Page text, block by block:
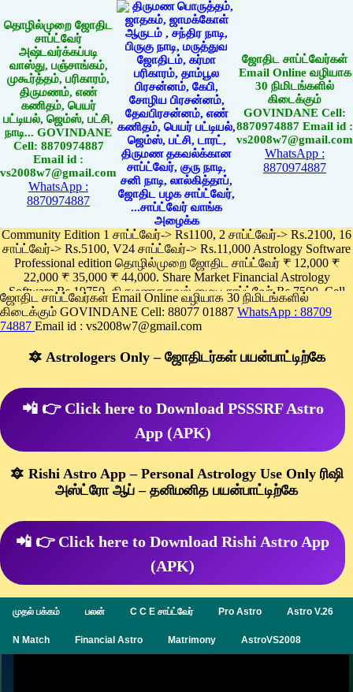
தொழில்முறை ஜோதிட
சாப்ட்வேர்
அஷ்டவர்க்கப்படி
வாஸ்து, பஞ்சாங்கம்,
முகூர்த்தம், பரிகாரம்,
திருமணம், எண்
கணிதம், பெயர்
பட்டியல், ஜெம்ஸ், பட்சி,
நாடி... GOVINDANE
Cell: 8870974887
Email id :
vs2008w7@gmail.com
WhatsApp :
8870974887
ஜோதிட சாப்ட்வேர்கள்
Email Online வழியாக
30 நிமிடங்களில்
கிடைக்கும்
GOVINDANE Cell:
8870974887 Email id :
vs2008w7@gmail.com
WhatsApp :
8870974887
Community Edition 1 சாப்ட்வேர்-> Rs1100, 2 சாப்ட்வேர்-> Rs.2100, 16
சாப்ட்வேர்-> Rs.5100, V24 சாப்ட்வேர்-> Rs.11,000 Astrology Software
Professional edition தொழில்முறை ஜோதிட சாப்ட்வேர் ₹ 12,000 ₹
22,000 ₹ 35,000 ₹ 44,000. Share Market Financial Astrology
Software Rs.19750, திருமணதகவல் மைய சாப்ட்வேர் Rs.7500, Cell
Phone App Rs. 1100
Pay online
ஜோதிட சாப்ட்வேர்கள் Email Online வழியாக 30 நிமிடங்களில்
கிடைக்கும் GOVINDANE Cell: 88077 01887 WhatsApp : 88709
74887 Email id : vs2008w7@gmail.com
🔯 Astrologers Only – ஜோதிடர்கள் பயன்பாட்டிற்கே
📲 👉 Click here to Download PSSSRF Astro
App (APK)
🔯 Rishi Astro App – Personal Astrology Use Only ரிஷி
அஸ்ட்ரோ ஆப் – தனிமனித பயன்பாட்டிற்கே
📲 👉 Click here to Download Rishi Astro App
(APK)
முதல் பக்கம் பலன் C C E சாப்ட்வேர் Pro Astro Astro V.26
N Match Financial Astro Matrimony AstroVS2008